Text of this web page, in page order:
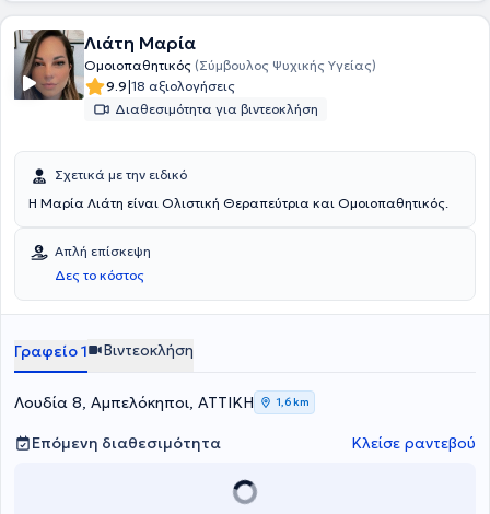
Λιάτη Μαρία
Ομοιοπαθητικός (Σύμβουλος Ψυχικής Υγείας)
9.9|18 αξιολογήσεις
Διαθεσιμότητα για βιντεοκλήση
Σχετικά με την ειδικό
Η Μαρία Λιάτη είναι Ολιστική Θεραπεύτρια και Ομοιοπαθητικός.
Απλή επίσκεψη
Δες το κόστος
Γραφείο 1 Βιντεοκλήση
Λουδία 8, Αμπελόκηποι, ΑΤΤΙΚΗ 1,6 km
Επόμενη διαθεσιμότητα Κλείσε ραντεβού